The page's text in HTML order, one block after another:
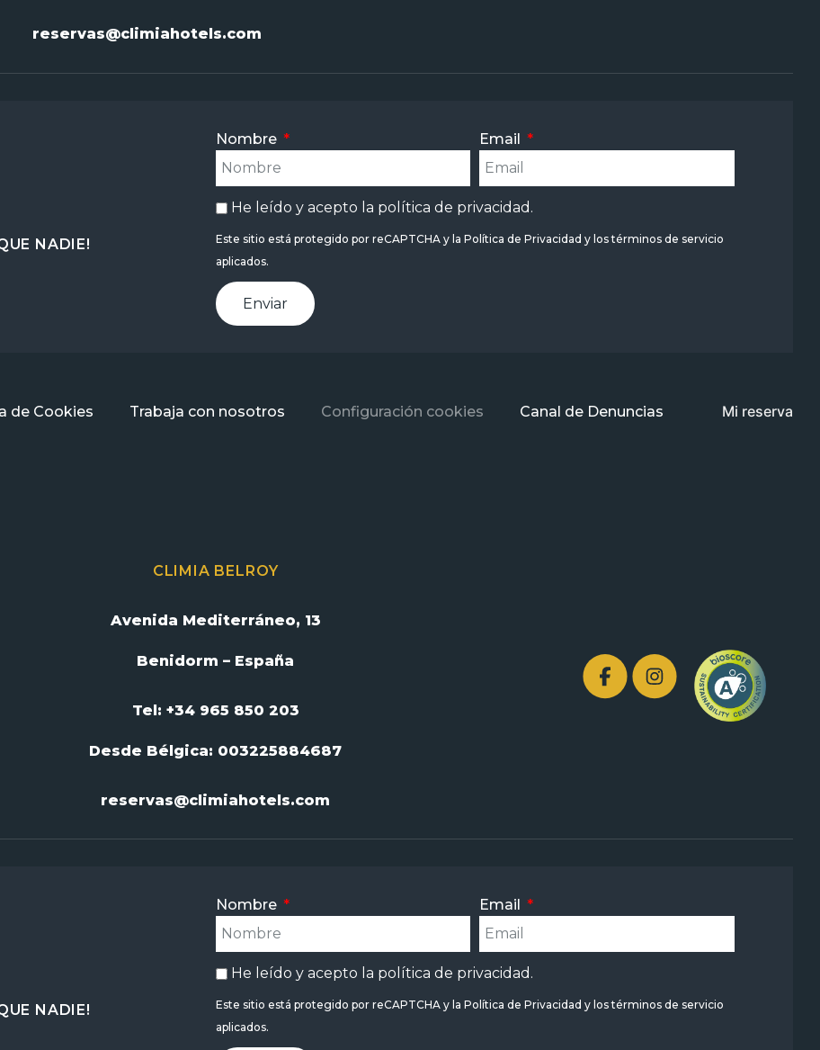
reservas@climiahotels.com
NADIE!
Nombre Email
He leído y acepto la política de privacidad .
Este sitio está protegido por reCAPTCHA y la Política de Privacidad y los términos de servicio
aplicados.
Enviar
de Cookies Trabaja con nosotros Configuración cookies Canal de Denuncias Mi reserva
CLIMIA BELROY
Avenida Mediterráneo, 13
Benidorm – España
Tel: +34 965 850 203
Desde Bélgica: 003225884687
reservas@climiahotels.com
NADIE!
Nombre Email
He leído y acepto la política de privacidad .
Este sitio está protegido por reCAPTCHA y la Política de Privacidad y los términos de servicio
aplicados.